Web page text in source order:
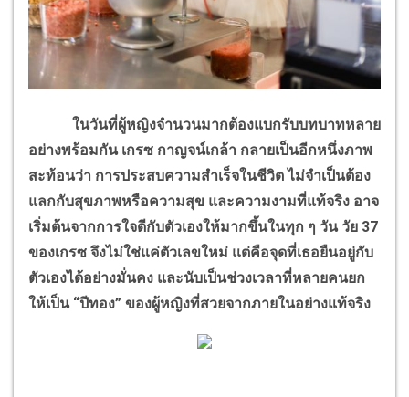
ในวันที่ผู้หญิงจำนวนมากต้องแบกรับบทบาทหลาย
อย่างพร้อมกัน เกรซ กาญจน์เกล้า กลายเป็นอีกหนึ่งภาพ
สะท้อนว่า การประสบความสำเร็จในชีวิต ไม่จำเป็นต้อง
แลกกับสุขภาพหรือความสุข และความงามที่แท้จริง อาจ
เริ่มต้นจากการใจดีกับตัวเองให้มากขึ้นในทุก ๆ วัน วัย 37
ของเกรซ จึงไม่ใช่แค่ตัวเลขใหม่ แต่คือจุดที่เธอยืนอยู่กับ
ตัวเองได้อย่างมั่นคง และนับเป็นช่วงเวลาที่หลายคนยก
ให้เป็น “ปีทอง” ของผู้หญิงที่สวยจากภายในอย่างแท้จริง